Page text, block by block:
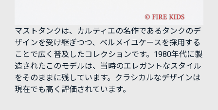
マストタンクは、カルティエの名作であるタンクのデ
ザインを受け継ぎつつ、ベルメイユケースを採用する
ことで広く普及したコレクションです。1980年代に製
造されたこのモデルは、当時のエレガントなスタイル
をそのままに残しています。クラシカルなデザインは
現在でも高く評価されています。